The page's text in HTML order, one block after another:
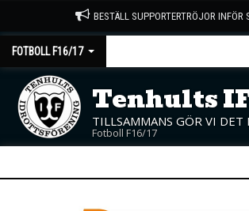
BESTÄLL SUPPORTERTRÖJOR INFÖR
FOTBOLL F16/17
Tenhults
TILLSAMMANS GÖR VI DET
Fotboll F16/17